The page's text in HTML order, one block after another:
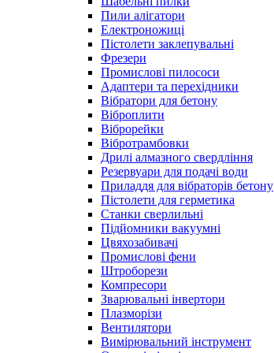
Пили алігатори
Електроножиці
Пістолети заклепувальні
Фрезери
Промислові пилососи
Адаптери та перехідники
Вібратори для бетону
Віброплити
Віброрейки
Вібротрамбовки
Дрилі алмазного свердління
Резервуари для подачі води
Приладдя для вібраторів бетону
Пістолети для герметика
Станки сверлильні
Підйомники вакуумні
Цвяхозабивачі
Промислові фени
Штроборези
Компресори
Зварювальні інвертори
Плазморізи
Вентилятори
Вимірювальний інструмент